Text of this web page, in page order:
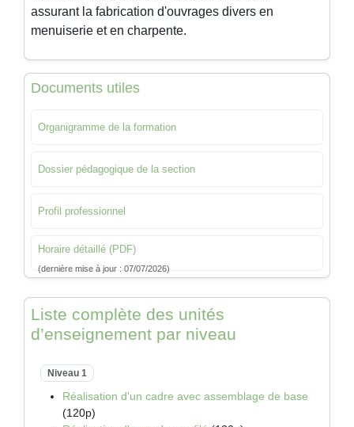
assurant la fabrication d'ouvrages divers en
menuiserie et en charpente.
Documents utiles
Organigramme de la formation
Dossier pédagogique de la section
Profil professionnel
Horaire détaillé (PDF)
(dernière mise à jour : 07/07/2026)
Liste complète des unités
d’enseignement par niveau
Niveau 1
Réalisation d'un cadre avec assemblage de base
(120p)